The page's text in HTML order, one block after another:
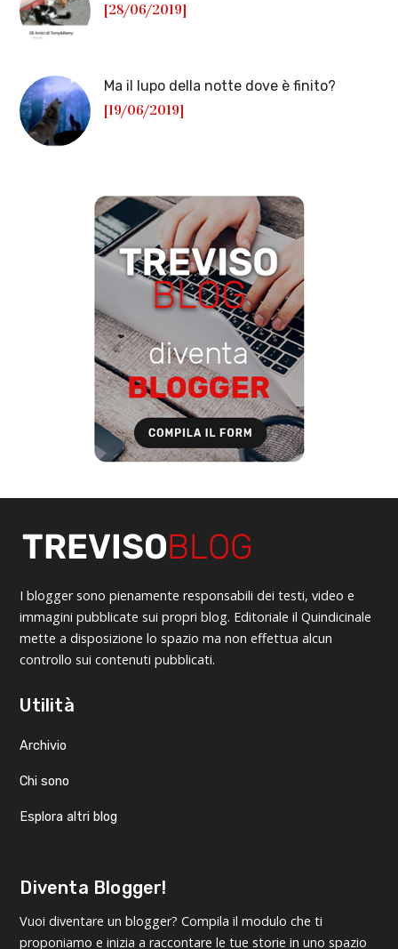
[28/06/2019]
Ma il lupo della notte dove è finito?
[19/06/2019]
I blogger sono pienamente responsabili dei testi, video e
immagini pubblicate sui propri blog. Editoriale il Quindicinale
mette a disposizione lo spazio ma non effettua alcun
controllo sui contenuti pubblicati.
Utilità
Archivio
Chi sono
Esplora altri blog
Diventa Blogger!
Vuoi diventare un blogger? Compila il modulo che ti
proponiamo e inizia a raccontare le tue storie in uno spazio